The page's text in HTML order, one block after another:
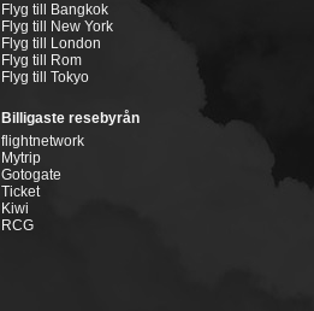
Flyg till Bangkok
Flyg till New York
Flyg till London
Flyg till Rom
Flyg till Tokyo
Billigaste resebyrån
flightnetwork
Mytrip
Gotogate
Ticket
Kiwi
RCG